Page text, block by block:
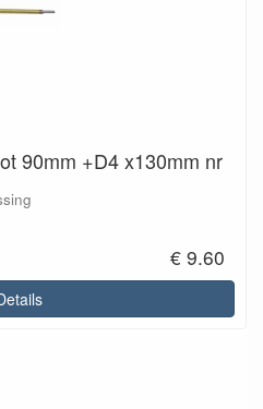
90mm +D4 x130mm nr
€ 9.60